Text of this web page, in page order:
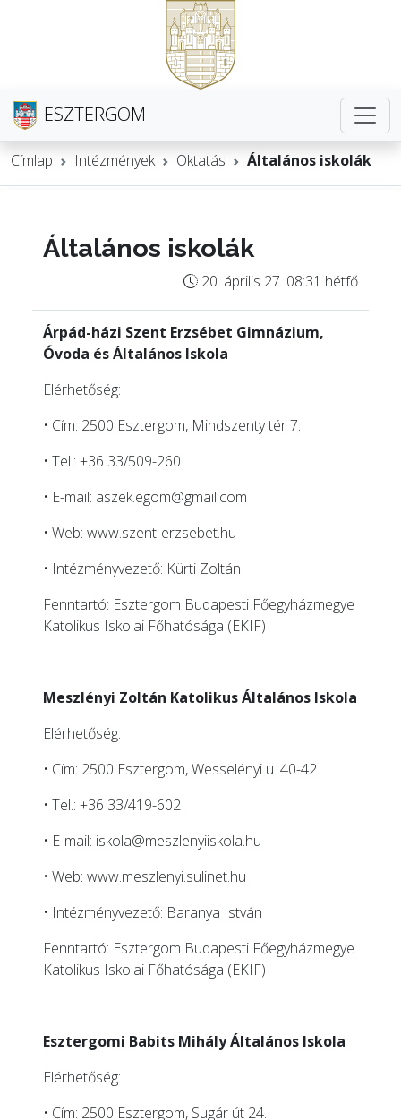
ESZTERGOM
Címlap Intézmények Oktatás Általános iskolák
Általános iskolák
20. április 27. 08:31 hétfő
Árpád-házi Szent Erzsébet Gimnázium,
Óvoda és Általános Iskola
Elérhetőség:
• Cím: 2500 Esztergom, Mindszenty tér 7.
• Tel.: +36 33/509-260
• E-mail: aszek.egom@gmail.com
• Web: www.szent-erzsebet.hu
• Intézményvezető: Kürti Zoltán
Fenntartó: Esztergom Budapesti Főegyházmegye
Katolikus Iskolai Főhatósága (EKIF)
Meszlényi Zoltán Katolikus Általános Iskola
Elérhetőség:
• Cím: 2500 Esztergom, Wesselényi u. 40-42.
• Tel.: +36 33/419-602
• E-mail: iskola@meszlenyiiskola.hu
• Web: www.meszlenyi.sulinet.hu
• Intézményvezető: Baranya István
Fenntartó: Esztergom Budapesti Főegyházmegye
Katolikus Iskolai Főhatósága (EKIF)
Esztergomi Babits Mihály Általános Iskola
Elérhetőség:
• Cím: 2500 Esztergom, Sugár út 24.